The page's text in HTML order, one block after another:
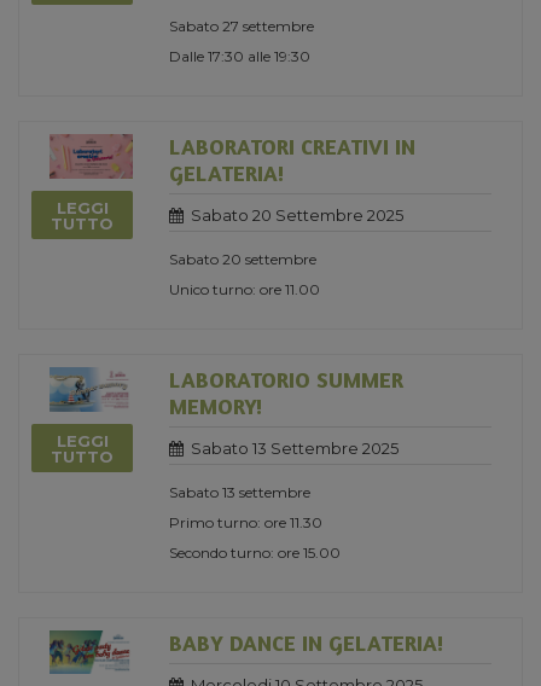
Sabato 27 settembre
Dalle 17:30 alle 19:30
LEGGI
TUTTO
LABORATORI CREATIVI IN
GELATERIA!
Sabato 20 Settembre 2025
Sabato 20 settembre
Unico turno: ore 11.00
LEGGI
TUTTO
LABORATORIO SUMMER
MEMORY!
Sabato 13 Settembre 2025
Sabato 13 settembre
Primo turno: ore 11.30
Secondo turno: ore 15.00
BABY DANCE IN GELATERIA!